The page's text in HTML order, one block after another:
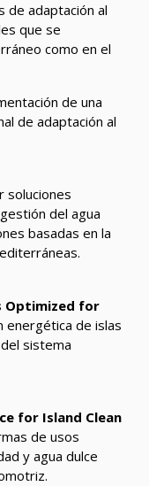
de adaptación al
que se
como en el
de una
de adaptación al
soluciones
del agua
basadas en la
Optimized for
energética de islas
sistema
for Island Clean
de usos
y agua dulce